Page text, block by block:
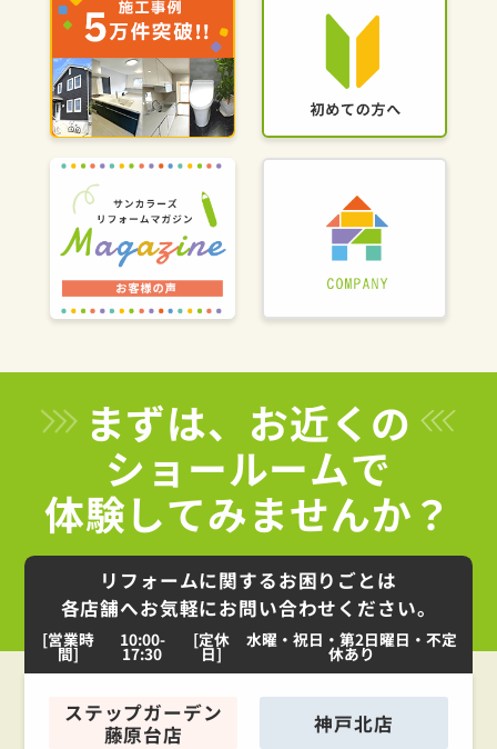
まずは、お近くの
ショールームで
体験してみませんか？
リフォームに関するお困りごとは
各店舗へお気軽にお問い合わせください。
[営業時
間]
10:00-
17:30
[定休
日]
水曜・祝日・第2日曜日・不定
休あり
ステップガーデン
藤原台店
神戸北店